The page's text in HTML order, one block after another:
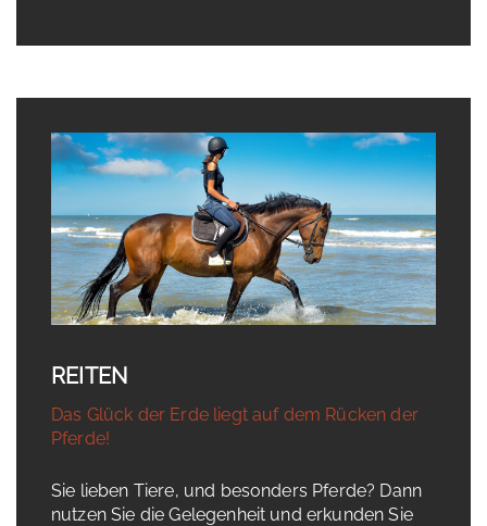
REITEN
Das Glück der Erde liegt auf dem Rücken der
Pferde!
Sie lieben Tiere, und besonders Pferde? Dann
nutzen Sie die Gelegenheit und erkunden Sie